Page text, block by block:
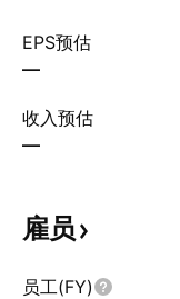
EPS预估
—
收入预估
—
雇员
员工(FY)